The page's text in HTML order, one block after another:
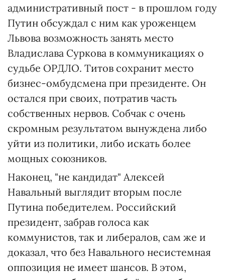
административный пост - в прошлом году
Путин обсуждал с ним как уроженцем
Львова возможность занять место
Владислава Суркова в коммуникациях о
судьбе ОРДЛО. Титов сохранит место
бизнес-омбудсмена при президенте. Он
остался при своих, потратив часть
собственных нервов. Собчак с очень
скромным результатом вынуждена либо
уйти из политики, либо искать более
мощных союзников.
Наконец, "не кандидат" Алексей
Навальный выглядит вторым после
Путина победителем. Российский
президент, забрав голоса как
коммунистов, так и либералов, сам же и
доказал, что без Навального несистемная
оппозиция не имеет шансов. В этом,